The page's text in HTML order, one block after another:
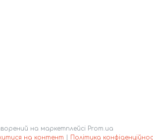
на маркетплейсі Prom.ua
на контент Політика